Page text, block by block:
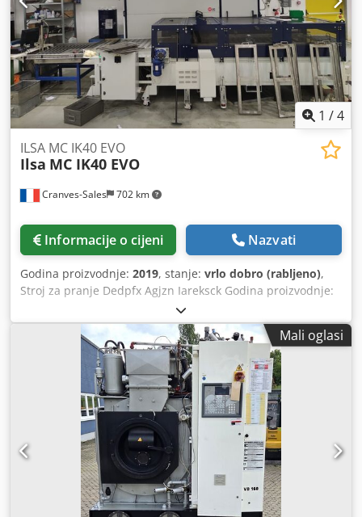
1 /4
Cranves-Sales 702 km
ILSA MC IK40 EVO
Ilsa MC IK40 EVO
Informacije o cijeni Nazvati
Godina proizvodnje: 2019, stanje: vrlo dobro (rabljeno),
Stroj za pranje Dedpfx Agjzn Iareksck Godina proizvodnje:
12/2019, u dobrom radnom stanju, radi na modificiranom
alkoholu, opremljen sa: 507 košara za pranje različitih
veličina s različitim perforacijama (180 košara od
nehrđajućeg čelika standardne veličine), (170 pocinkovanih
čeličnih košara standardne veličine) i 157 malih košara od
nehrđajućeg čelika).
Mali oglasi